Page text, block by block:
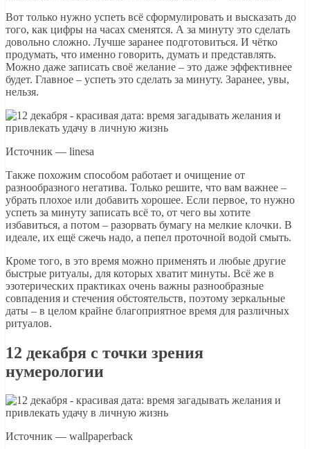
Вот только нужно успеть всё сформулировать и высказать до
того, как цифры на часах сменятся. А за минуту это сделать
довольно сложно. Лучше заранее подготовиться. И чётко
продумать, что именно говорить, думать и представлять.
Можно даже записать своё желание – это даже эффективнее
будет. Главное – успеть это сделать за минуту. Заранее, увы,
нельзя.
Источник — linesa
Также похожим способом работает и очищение от
разнообразного негатива. Только решите, что вам важнее –
убрать плохое или добавить хорошее. Если первое, то нужно
успеть за минуту записать всё то, от чего вы хотите
избавиться, а потом – разорвать бумагу на мелкие клочки. В
идеале, их ещё сжечь надо, а пепел проточной водой смыть.
Кроме того, в это время можно применять и любые другие
быстрые ритуалы, для которых хватит минуты. Всё же в
эзотерических практиках очень важны разнообразные
совпадения и стечения обстоятельств, поэтому зеркальные
даты – в целом крайне благоприятное время для различных
ритуалов.
12 декабря с точки зрения
нумерологии
Источник — wallpaperback